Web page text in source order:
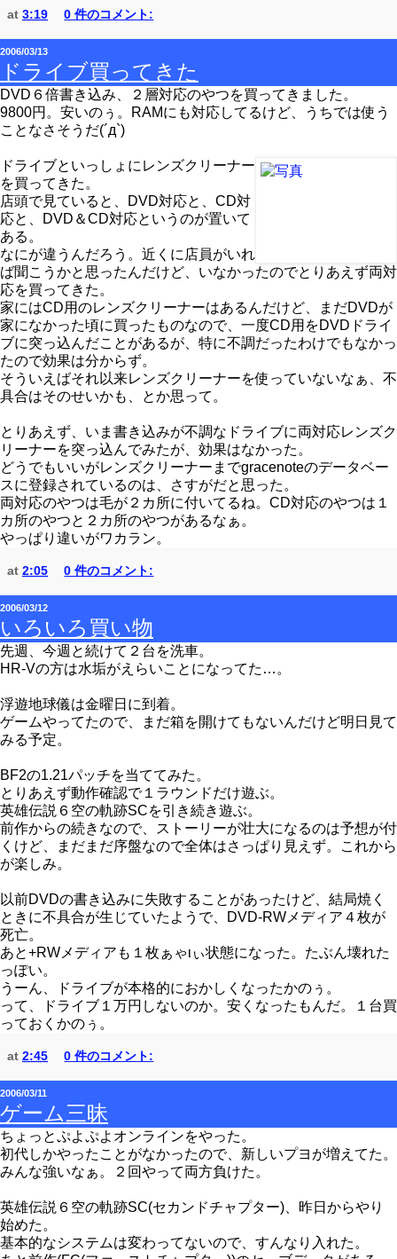
at 3:19 0 件のコメント:
2006/03/13
ドライブ買ってきた
DVD６倍書き込み、２層対応のやつを買ってきました。
9800円。安いのぅ。RAMにも対応してるけど、うちでは使う
ことなさそうだ(´д`)
ドライブといっしょにレンズクリーナー
を買ってきた。
店頭で見ていると、DVD対応と、CD対
応と、DVD＆CD対応というのが置いて
ある。
なにが違うんだろう。近くに店員がいれ
ば聞こうかと思ったんだけど、いなかったのでとりあえず両対
応を買ってきた。
家にはCD用のレンズクリーナーはあるんだけど、まだDVDが
家になかった頃に買ったものなので、一度CD用をDVDドライ
ブに突っ込んだことがあるが、特に不調だったわけでもなかっ
たので効果は分からず。
そういえばそれ以来レンズクリーナーを使っていないなぁ、不
具合はそのせいかも、とか思って。
とりあえず、いま書き込みが不調なドライブに両対応レンズク
リーナーを突っ込んでみたが、効果はなかった。
どうでもいいがレンズクリーナーまでgracenoteのデータベー
スに登録されているのは、さすがだと思った。
両対応のやつは毛が２カ所に付いてるね。CD対応のやつは１
カ所のやつと２カ所のやつがあるなぁ。
やっぱり違いがワカラン。
at 2:05 0 件のコメント:
2006/03/12
いろいろ買い物
先週、今週と続けて２台を洗車。
HR-Vの方は水垢がえらいことになってた…。
浮遊地球儀は金曜日に到着。
ゲームやってたので、まだ箱を開けてもないんだけど明日見て
みる予定。
BF2の1.21パッチを当ててみた。
とりあえず動作確認で１ラウンドだけ遊ぶ。
英雄伝説６空の軌跡SCを引き続き遊ぶ。
前作からの続きなので、ストーリーが壮大になるのは予想が付
くけど、まだまだ序盤なので全体はさっぱり見えず。これから
が楽しみ。
以前DVDの書き込みに失敗することがあったけど、結局焼く
ときに不具合が生じていたようで、DVD-RWメディア４枚が
死亡。
あと+RWメディアも１枚ぁゃιぃ状態になった。たぶん壊れた
っぽい。
うーん、ドライブが本格的におかしくなったかのぅ。
って、ドライブ１万円しないのか。安くなったもんだ。１台買
っておくかのぅ。
at 2:45 0 件のコメント:
2006/03/11
ゲーム三昧
ちょっとぷよぷよオンラインをやった。
初代しかやったことがなかったので、新しいプヨが増えてた。
みんな強いなぁ。２回やって両方負けた。
英雄伝説６空の軌跡SC(セカンドチャプター)、昨日からやり
始めた。
基本的なシステムは変わってないので、すんなり入れた。